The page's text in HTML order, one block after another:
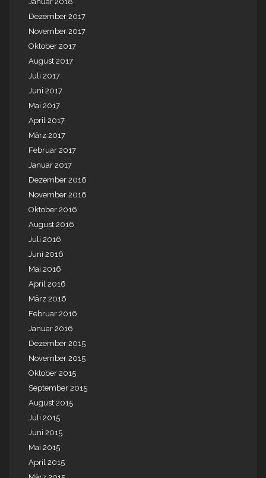
Dezember 2017
November 2017
Oktober 2017
August 2017
Juli 2017
Juni 2017
Mai 2017
April 2017
März 2017
Februar 2017
Januar 2017
Dezember 2016
November 2016
Oktober 2016
August 2016
Juli 2016
Juni 2016
Mai 2016
April 2016
März 2016
Februar 2016
Januar 2016
Dezember 2015
November 2015
Oktober 2015
September 2015
August 2015
Juli 2015
Juni 2015
Mai 2015
April 2015